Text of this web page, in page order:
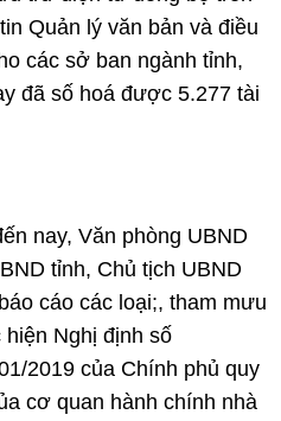
Quản lý văn bản và điều
các sở ban ngành tỉnh,
đã số hoá được 5.277 tài
nay, Văn phòng UBND
tỉnh, Chủ tịch UBND
cáo các loại;, tham mưu
Nghị định số
2019 của Chính phủ quy
cơ quan hành chính nhà